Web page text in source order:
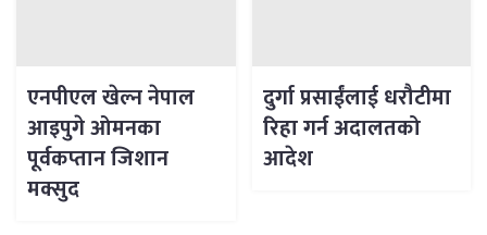
एनपीएल खेल्न नेपाल
आइपुगे ओमनका
पूर्वकप्तान जिशान
मक्सुद
दुर्गा प्रसाईंलाई धरौटीमा
रिहा गर्न अदालतको
आदेश